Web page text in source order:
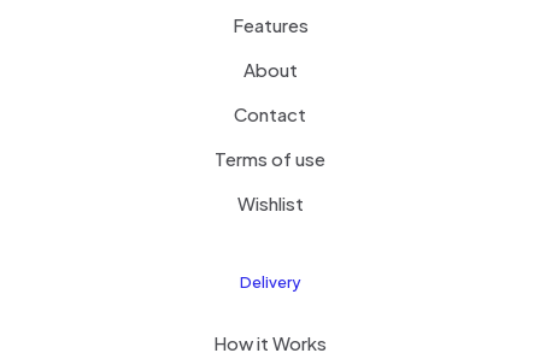
Features
About
Contact
Terms of use
Wishlist
Delivery
How it Works